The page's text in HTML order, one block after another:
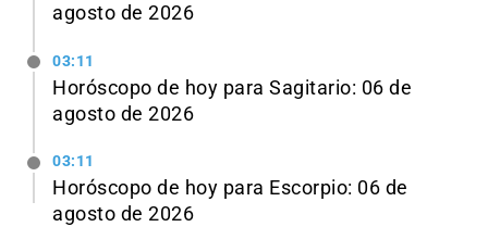
agosto de 2026
03:11
Horóscopo de hoy para Sagitario: 06 de
agosto de 2026
03:11
Horóscopo de hoy para Escorpio: 06 de
agosto de 2026